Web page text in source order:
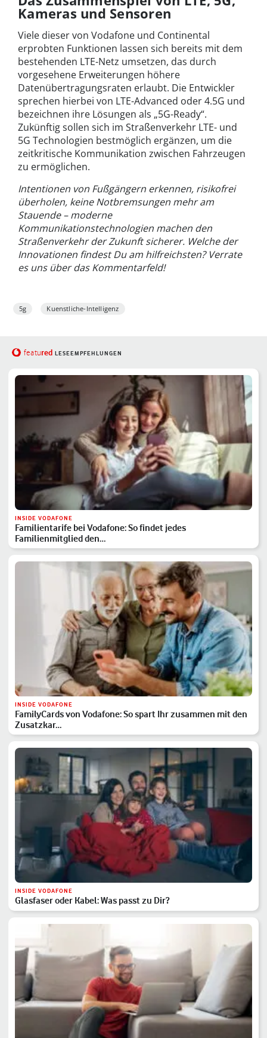
Kameras und Sensoren
Viele dieser von Vodafone und Continental
erprobten Funktionen lassen sich bereits mit dem
bestehenden LTE-Netz umsetzen, das durch
vorgesehene Erweiterungen höhere
Datenübertragungsraten erlaubt. Die Entwickler
sprechen hierbei von LTE-Advanced oder 4.5G und
bezeichnen ihre Lösungen als „5G-Ready“.
Zukünftig sollen sich im Straßenverkehr LTE- und
5G Technologien bestmöglich ergänzen, um die
zeitkritische Kommunikation zwischen Fahrzeugen
zu ermöglichen.
Intentionen von Fußgängern erkennen, risikofrei
überholen, keine Notbremsungen mehr am
Stauende – moderne
Kommunikationstechnologien machen den
Straßenverkehr der Zukunft sicherer. Welche der
Innovationen findest Du am hilfreichsten? Verrate
es uns über das Kommentarfeld!
5g Kuenstliche-Intelligenz
featured LESEEMPFEHLUNGEN
INSIDE VODAFONE
Familientarife bei Vodafone: So findet jedes
Familienmitglied den…
INSIDE VODAFONE
FamilyCards von Vodafone: So spart Ihr zusammen mit den
Zusatzkar…
INSIDE VODAFONE
Glasfaser oder Kabel: Was passt zu Dir?